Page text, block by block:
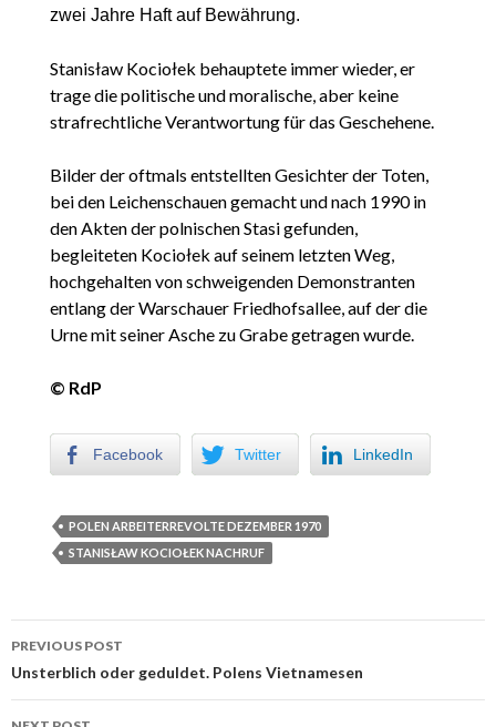
zwei Jahre Haft auf Bewährung.
Stanisław Kociołek behauptete immer wieder, er
trage die politische und moralische, aber keine
strafrechtliche Verantwortung für das Geschehene.
Bilder der oftmals entstellten Gesichter der Toten,
bei den Leichenschauen gemacht und nach 1990 in
den Akten der polnischen Stasi gefunden,
begleiteten Kociołek auf seinem letzten Weg,
hochgehalten von schweigenden Demonstranten
entlang der Warschauer Friedhofsallee, auf der die
Urne mit seiner Asche zu Grabe getragen wurde.
© RdP
Facebook Twitter LinkedIn
POLEN ARBEITERREVOLTE DEZEMBER 1970
STANISŁAW KOCIOŁEK NACHRUF
Post navigation
PREVIOUS POST
Unsterblich oder geduldet. Polens Vietnamesen